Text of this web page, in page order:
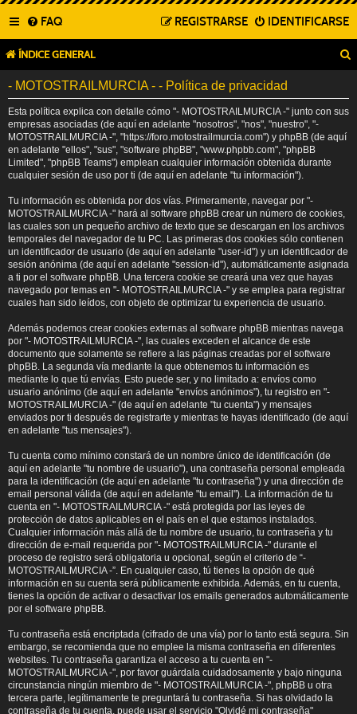
FAQ IDENTIFICARSE
REGISTRARSE
ÍNDICE GENERAL
- MOTOSTRAILMURCIA - - Política de privacidad
Esta política explica con detalle cómo "- MOTOSTRAILMURCIA -" junto con sus
empresas asociadas (de aquí en adelante "nosotros", "nos", "nuestro", "-
MOTOSTRAILMURCIA -", "https://foro.motostrailmurcia.com") y phpBB (de aquí
en adelante "ellos", "sus", "software phpBB", "www.phpbb.com", "phpBB
Limited", "phpBB Teams") emplean cualquier información obtenida durante
cualquier sesión de uso por ti (de aquí en adelante "tu información").
Tu información es obtenida por dos vías. Primeramente, navegar por "-
MOTOSTRAILMURCIA -" hará al software phpBB crear un número de cookies,
las cuales son un pequeño archivo de texto que se descargan en los archivos
temporales del navegador de tu PC. Las primeras dos cookies sólo contienen
un identificador de usuario (de aquí en adelante "user-id") y un identificador de
sesión anónima (de aquí en adelante "session-id"), automáticamente asignada
a ti por el software phpBB. Una tercera cookie se creará una vez que hayas
navegado por temas en "- MOTOSTRAILMURCIA -" y se emplea para registrar
cuales han sido leídos, con objeto de optimizar tu experiencia de usuario.
Además podemos crear cookies externas al software phpBB mientras navega
por "- MOTOSTRAILMURCIA -", las cuales exceden el alcance de este
documento que solamente se refiere a las páginas creadas por el software
phpBB. La segunda vía mediante la que obtenemos tu información es
mediante lo que tú envías. Esto puede ser, y no limitado a: envíos como
usuario anónimo (de aquí en adelante "envíos anónimos"), tu registro en "-
MOTOSTRAILMURCIA -" (de aquí en adelante "tu cuenta") y mensajes
enviados por ti después de registrarte y mientras te hayas identificado (de aquí
en adelante "tus mensajes").
Tu cuenta como mínimo constará de un nombre único de identificación (de
aquí en adelante "tu nombre de usuario"), una contraseña personal empleada
para la identificación (de aquí en adelante "tu contraseña") y una dirección de
email personal válida (de aquí en adelante "tu email"). La información de tu
cuenta en "- MOTOSTRAILMURCIA -" está protegida por las leyes de
protección de datos aplicables en el país en el que estamos instalados.
Cualquier información más allá de tu nombre de usuario, tu contraseña y tu
dirección de e-mail requerida por "- MOTOSTRAILMURCIA -" durante el
proceso de registro será obligatoria u opcional, según el criterio de “-
MOTOSTRAILMURCIA -”. En cualquier caso, tú tienes la opción de qué
información en su cuenta será públicamente exhibida. Además, en tu cuenta,
tienes la opción de activar o desactivar los emails generados automáticamente
por el software phpBB.
Tu contraseña está encriptada (cifrado de una vía) por lo tanto está segura. Sin
embargo, se recomienda que no emplee la misma contraseña en diferentes
websites. Tu contraseña garantiza el acceso a tu cuenta en "-
MOTOSTRAILMURCIA -", por favor guárdala cuidadosamente y bajo ninguna
circunstancia ningún miembro de "- MOTOSTRAILMURCIA -", phpBB u otra
tercera parte, legítimamente te preguntará tu contraseña. Si has olvidado la
contraseña de tu cuenta, puede usar el servicio "Olvidé mi contraseña"